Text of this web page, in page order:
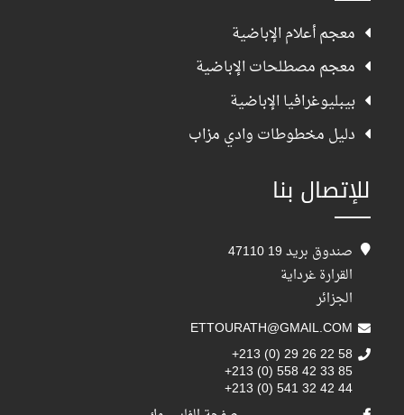
معجم أعلام الإباضية
معجم مصطلحات الإباضية
بيبليوغرافيا الإباضية
دليل مخطوطات وادي مزاب
للإتصال بنا
صندوق بريد 19 47110
القرارة غرداية
الجزائر
ETTOURATH@GMAIL.COM
+213 (0) 29 26 22 58
+213 (0) 558 42 33 85
+213 (0) 541 32 42 44